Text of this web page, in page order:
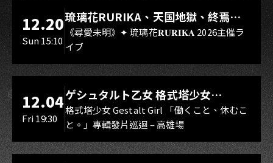
LIVE WAREHOUSE 小庫
12.20
Sun 15:10
琉璃花RURIKA、天国地獄、終焉
Rebirth、DUALIA、無我夢中、花奏
スマイル（O.A.）
《尋愛未明》✦ 琉璃花𝐑𝐔𝐑𝐈𝐊𝐀 2026主催ラ
イブ
LIVE WAREHOUSE 小庫
12.04
Fri 19:30
ゲシュタルト乙女 格式塔少女
Gestalt Girl
格式塔少女 Gestalt Girl 「働くこと、休むこ
と。」專輯發片巡迴 – 高雄場